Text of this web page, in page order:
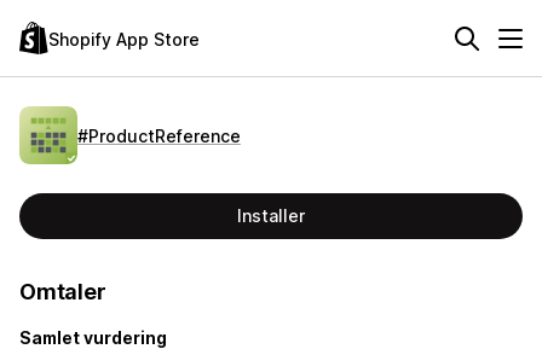
Shopify App Store
#ProductReference
Installer
Omtaler
Samlet vurdering